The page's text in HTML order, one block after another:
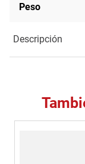
Peso
Descripción